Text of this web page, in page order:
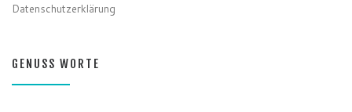
Datenschutzerklärung
GENUSS WORTE